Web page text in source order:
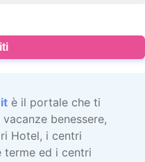
è il portale che ti
benessere,
Hotel, i centri
terme ed i centri